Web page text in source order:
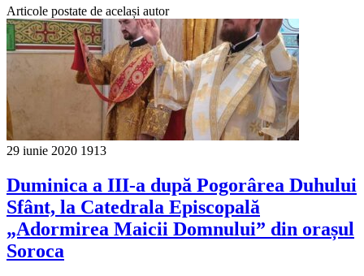
Articole postate de același autor
29 iunie 2020 1913
Duminica a III-a după Pogorârea Duhului
Sfânt, la Catedrala Episcopală
„Adormirea Maicii Domnului” din orașul
Soroca